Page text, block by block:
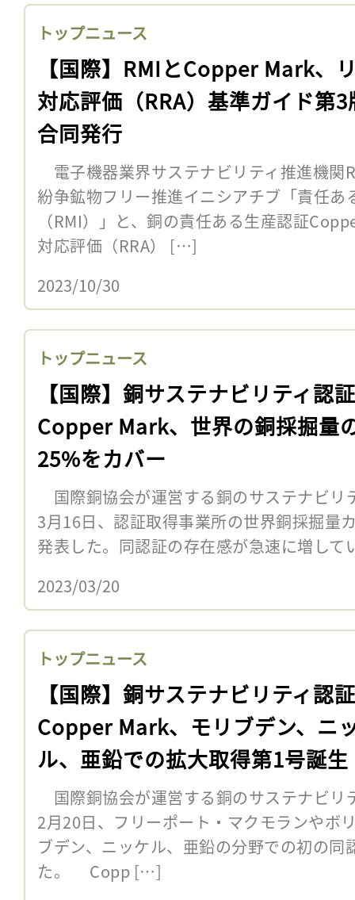
トップニュース
【国際】RMIとCopper Mark、
対応評価（RRA）基準ガイド第3
合同発行
電子機器業界サステナビリティ推進機関
紛争鉱物フリー推進イニシアチブ「責任あ
（RMI）」と、銅の責任ある生産認証
対応評価（RRA） […]
2023/10/30
トップニュース
【国際】銅サステナビリティ認証
Copper Mark、世界の銅採掘量
25%をカバー
国際銅協会が運営する銅のサステナビリ
3月16日、認証取得事業所の世界銅採掘量
発表した。同認証の存在感が急速に増し
2023/03/20
トップニュース
【国際】銅サステナビリティ認証
Copper Mark、モリブデン、ニ
ル、亜鉛での拡大取得第1号誕生
国際銅協会が運営する銅のサステナビリ
2月20日、フリーポート・マクモランやボ
ブデン、ニッケル、亜鉛の分野での初の
た。 Copp […]